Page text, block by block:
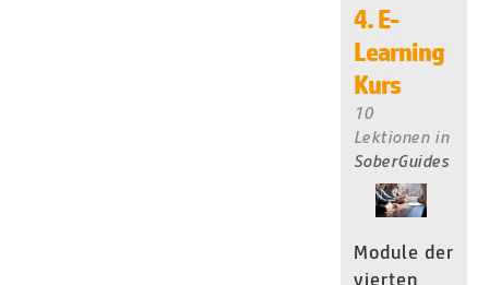
4. E-
Learning
Kurs
10
Lektionen in
SoberGuides
Module der
vierten